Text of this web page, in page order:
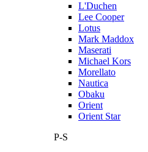
L'Duchen
Lee Cooper
Lotus
Mark Maddox
Maserati
Michael Kors
Morellato
Nautica
Obaku
Orient
Orient Star
P-S